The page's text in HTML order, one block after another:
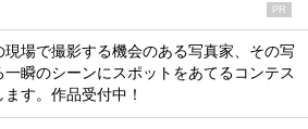
PR
現場で撮影する機会のある写真家、その写
一瞬のシーンにスポットをあてるコンテス
ます。作品受付中！